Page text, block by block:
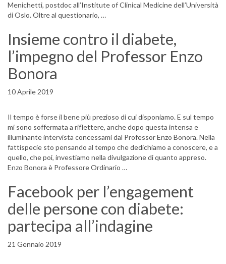
Menichetti, postdoc all’Institute of Clinical Medicine dell’Università
di Oslo. Oltre al questionario, …
Insieme contro il diabete,
l’impegno del Professor Enzo
Bonora
10 Aprile 2019
Il tempo è forse il bene più prezioso di cui disponiamo. E sul tempo
mi sono soffermata a riflettere, anche dopo questa intensa e
illuminante intervista concessami dal Professor Enzo Bonora. Nella
fattispecie sto pensando al tempo che dedichiamo a conoscere, e a
quello, che poi, investiamo nella divulgazione di quanto appreso.
Enzo Bonora è Professore Ordinario …
Facebook per l’engagement
delle persone con diabete:
partecipa all’indagine
21 Gennaio 2019